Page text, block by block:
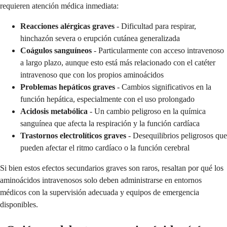
requieren atención médica inmediata:
Reacciones alérgicas graves - Dificultad para respirar,
hinchazón severa o erupción cutánea generalizada
Coágulos sanguíneos - Particularmente con acceso intravenoso
a largo plazo, aunque esto está más relacionado con el catéter
intravenoso que con los propios aminoácidos
Problemas hepáticos graves - Cambios significativos en la
función hepática, especialmente con el uso prolongado
Acidosis metabólica - Un cambio peligroso en la química
sanguínea que afecta la respiración y la función cardíaca
Trastornos electrolíticos graves - Desequilibrios peligrosos que
pueden afectar el ritmo cardíaco o la función cerebral
Si bien estos efectos secundarios graves son raros, resaltan por qué los
aminoácidos intravenosos solo deben administrarse en entornos
médicos con la supervisión adecuada y equipos de emergencia
disponibles.